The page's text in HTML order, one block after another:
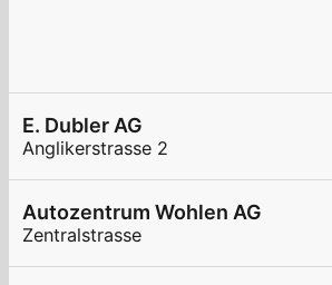
E. Dubler AG
Anglikerstrasse 2
Autozentrum Wohlen AG
Zentralstrasse